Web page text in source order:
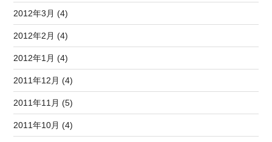
2012年3月 (4)
2012年2月 (4)
2012年1月 (4)
2011年12月 (4)
2011年11月 (5)
2011年10月 (4)